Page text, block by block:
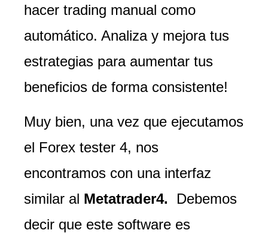
hacer trading manual como
automático. Analiza y mejora tus
estrategias para aumentar tus
beneficios de forma consistente!
Muy bien, una vez que ejecutamos
el Forex tester 4, nos
encontramos con una interfaz
similar al Metatrader4.
Debemos
decir que este software es